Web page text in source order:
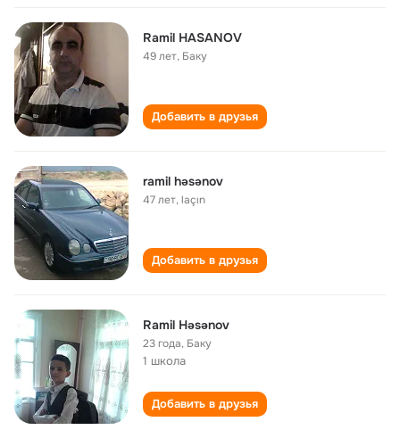
Ramil HASANOV
49 лет, Баку
Добавить в друзья
ramil həsənov
47 лет,laçın
Добавить в друзья
Ramil Həsənov
23 года, Баку
1 школа
Добавить в друзья